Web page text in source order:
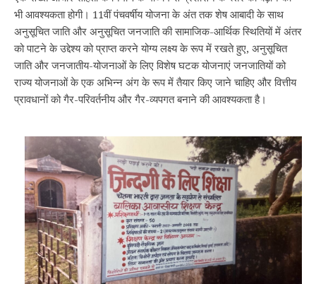
भी आवश्यकता होगी। 11वीं पंचवर्षीय योजना के अंत तक शेष आबादी के साथ
अनुसूचित जाति और अनुसूचित जनजाति की सामाजिक-आर्थिक स्थितियों में अंतर
को पाटने के उद्देश्य को प्राप्त करने योग्य लक्ष्य के रूप में रखते हुए, अनुसूचित
जाति और जनजातीय-योजनाओं के लिए विशेष घटक योजनाएं जनजातियों को
राज्य योजनाओं के एक अभिन्न अंग के रूप में तैयार किए जाने चाहिए और वित्तीय
प्रावधानों को गैर-परिवर्तनीय और गैर-व्यपगत बनाने की आवश्यकता है।